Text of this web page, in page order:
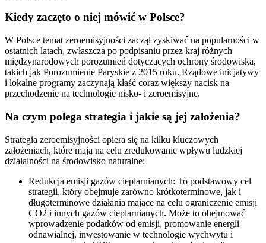
Kiedy zaczęto o niej mówić w Polsce?
W Polsce temat zeroemisyjności zaczął zyskiwać na popularności w
ostatnich latach, zwłaszcza po podpisaniu przez kraj różnych
międzynarodowych porozumień dotyczących ochrony środowiska,
takich jak Porozumienie Paryskie z 2015 roku. Rządowe inicjatywy
i lokalne programy zaczynają kłaść coraz większy nacisk na
przechodzenie na technologie nisko- i zeroemisyjne.
Na czym polega strategia i jakie są jej założenia?
Strategia zeroemisyjności opiera się na kilku kluczowych
założeniach, które mają na celu zredukowanie wpływu ludzkiej
działalności na środowisko naturalne:
Redukcja emisji gazów cieplarnianych: To podstawowy cel
strategii, który obejmuje zarówno krótkoterminowe, jak i
długoterminowe działania mające na celu ograniczenie emisji
CO2 i innych gazów cieplarnianych. Może to obejmować
wprowadzenie podatków od emisji, promowanie energii
odnawialnej, inwestowanie w technologie wychwytu i